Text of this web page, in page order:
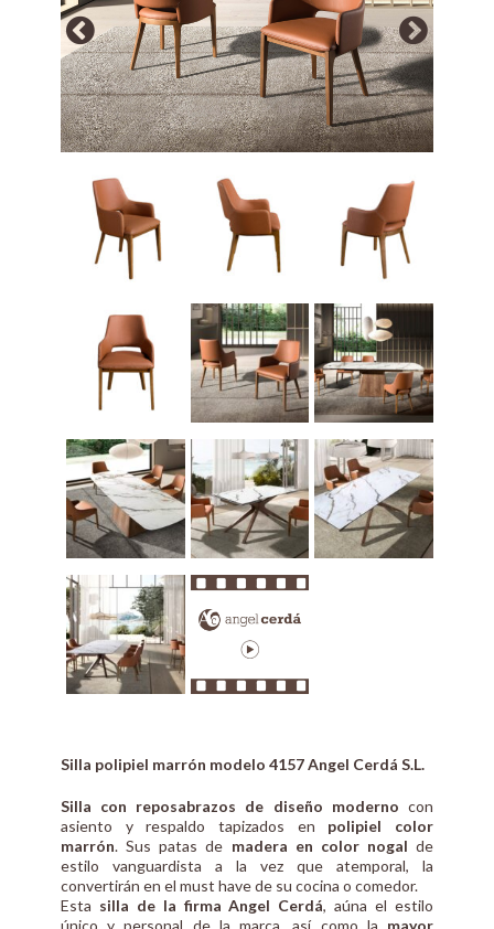
Silla polipiel marrón modelo 4157 Angel Cerdá S.L.
Silla con reposabrazos de diseño moderno con
asiento y respaldo tapizados en polipiel color
marrón. Sus patas de madera en color nogal de
estilo vanguardista a la vez que atemporal, la
convertirán en el must have de su cocina o comedor.
Esta silla de la firma Angel Cerdá, aúna el estilo
único y personal de la marca, así como la mayor